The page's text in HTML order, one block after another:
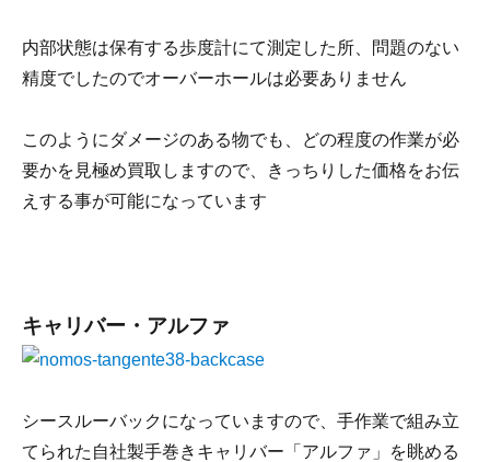
内部状態は保有する歩度計にて測定した所、問題のない
精度でしたのでオーバーホールは必要ありません
このようにダメージのある物でも、どの程度の作業が必
要かを見極め買取しますので、きっちりした価格をお伝
えする事が可能になっています
キャリバー・アルファ
シースルーバックになっていますので、手作業で組み立
てられた自社製手巻きキャリバー「アルファ」を眺める